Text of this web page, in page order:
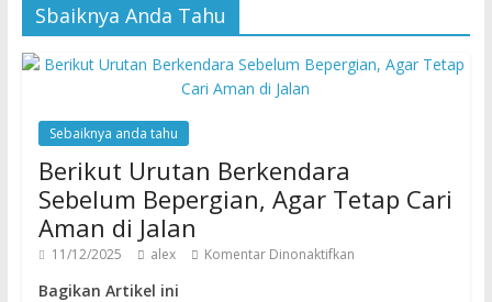
Sbaiknya Anda Tahu
Sebaiknya anda tahu
Berikut Urutan Berkendara
Sebelum Bepergian, Agar Tetap Cari
Aman di Jalan
11/12/2025 alex Komentar Dinonaktifkan
Bagikan Artikel ini